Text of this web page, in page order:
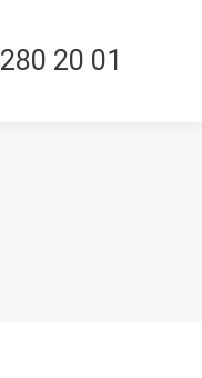
280 20 01